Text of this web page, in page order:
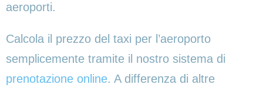
aeroporti.
Calcola il prezzo del taxi per l’aeroporto
semplicemente tramite il nostro sistema di
prenotazione online. A differenza di altre